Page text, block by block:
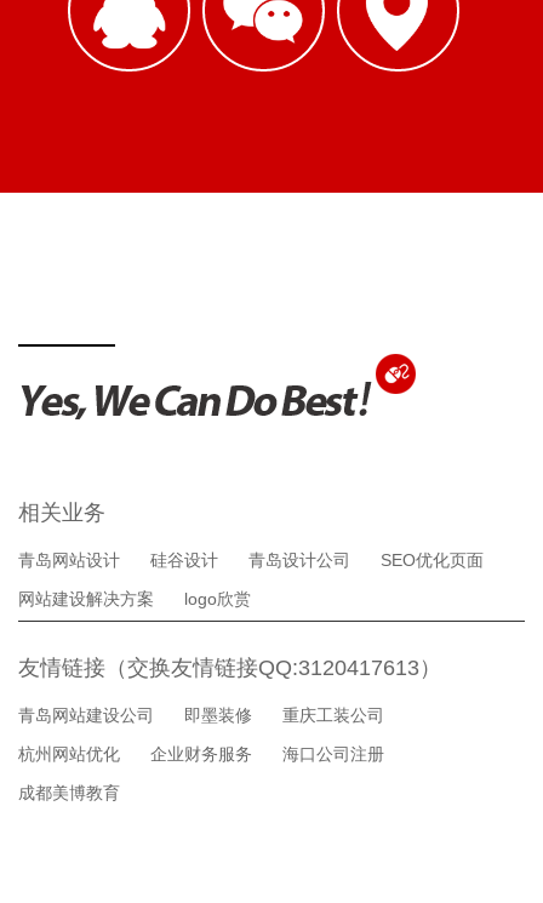
相关业务
青岛网站设计 硅谷设计 青岛设计公司
SEO优化页面
网站建设解决方案
logo欣赏
友情链接（交换友情链接QQ:3120417613）
青岛网站建设公司 即墨装修
重庆工装公司
杭州网站优化
企业财务服务
海口公司注册
成都美博教育